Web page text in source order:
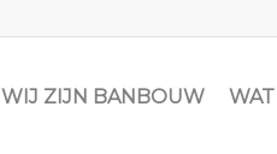
WIJ ZIJN BANBOUW